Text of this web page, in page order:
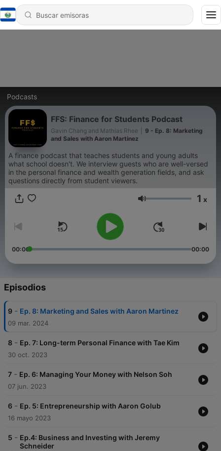
Podcasts
FFS: Finance for Students Podcast
Gavin Chang and Mathias Rhee
9 - Ep. 8: Marketing
and Sales with Aaron Martinez
A finance podcast that teaches students and young adults
what school doesn't. We interview guests who are well-versed
in the personal finance and wealth generation fields, and ask
questions directly from student viewers.
Volumen 1 x
00:00 00:00
Episodios
9 - Ep. 8: Marketing and Sales with Aaron Martinez
09 mar. 2024
8 - Ep. 7: Long-term Personal Finance with Tae Kim
30 oct. 2023
7 - Ep. 6: Managing Your Money with Nelson Soh
07 jun. 2023
6 - Ep. 5: Entrepreneurship with Aaron Golub
16 mayo 2023
5 - Ep.4: Business and Investing with Jeremy
Schneider